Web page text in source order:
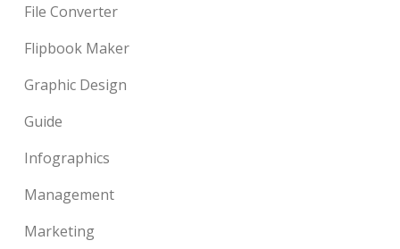
File Converter
Flipbook Maker
Graphic Design
Guide
Infographics
Management
Marketing